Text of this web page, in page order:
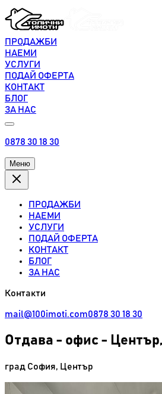
ПРОДАЖБИ
НАЕМИ
УСЛУГИ
ПОДАЙ ОФЕРТА
КОНТАКТ
БЛОГ
ЗА НАС
0878 30 18 30
Меню
ПРОДАЖБИ
НАЕМИ
УСЛУГИ
ПОДАЙ ОФЕРТА
КОНТАКТ
БЛОГ
ЗА НАС
Контакти
mail@100imoti.com0878 30 18 30
Отдава - офис -
град София, Център